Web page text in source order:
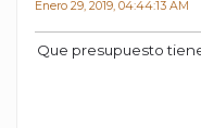
Enero 29, 2019, 04:44:13 AM
Que presupuesto